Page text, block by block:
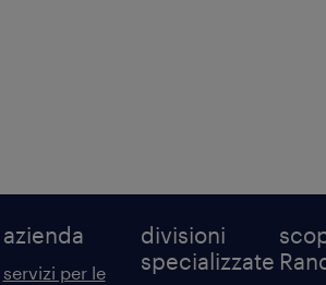
azienda
servizi per le
divisioni
specializzate